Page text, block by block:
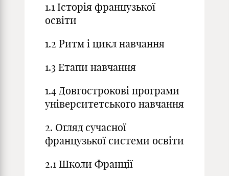
1.1 Історія французької
освіти
1.2 Ритм і цикл навчання
1.3 Етапи навчання
1.4 Довгострокові програми
університетського навчання
2. Огляд сучасної
французької системи освіти
2.1 Школи Франції